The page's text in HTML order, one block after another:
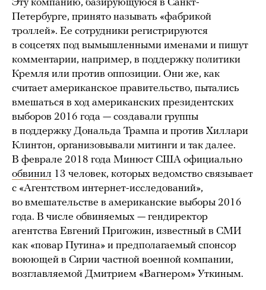
Эту компанию, базирующуюся в Санкт-
Петербурге, принято называть «фабрикой
троллей». Ее сотрудники регистрируются
в соцсетях под вымышленными именами и пишут
комментарии, например, в поддержку политики
Кремля или против оппозиции. Они же, как
считает американское правительство, пытались
вмешаться в ход американских президентских
выборов 2016 года — создавали группы
в поддержку Дональда Трампа и против Хиллари
Клинтон, организовывали митинги и так далее.
В феврале 2018 года Минюст США официально
обвинил 13 человек, которых ведомство связывает
с «Агентством интернет-исследований»,
во вмешательстве в американские выборы 2016
года. В числе обвиняемых — гендиректор
агентства Евгений Пригожин, известный в СМИ
как «повар Путина» и предполагаемый спонсор
воюющей в Сирии частной военной компании,
возглавляемой Дмитрием «Вагнером» Уткиным.